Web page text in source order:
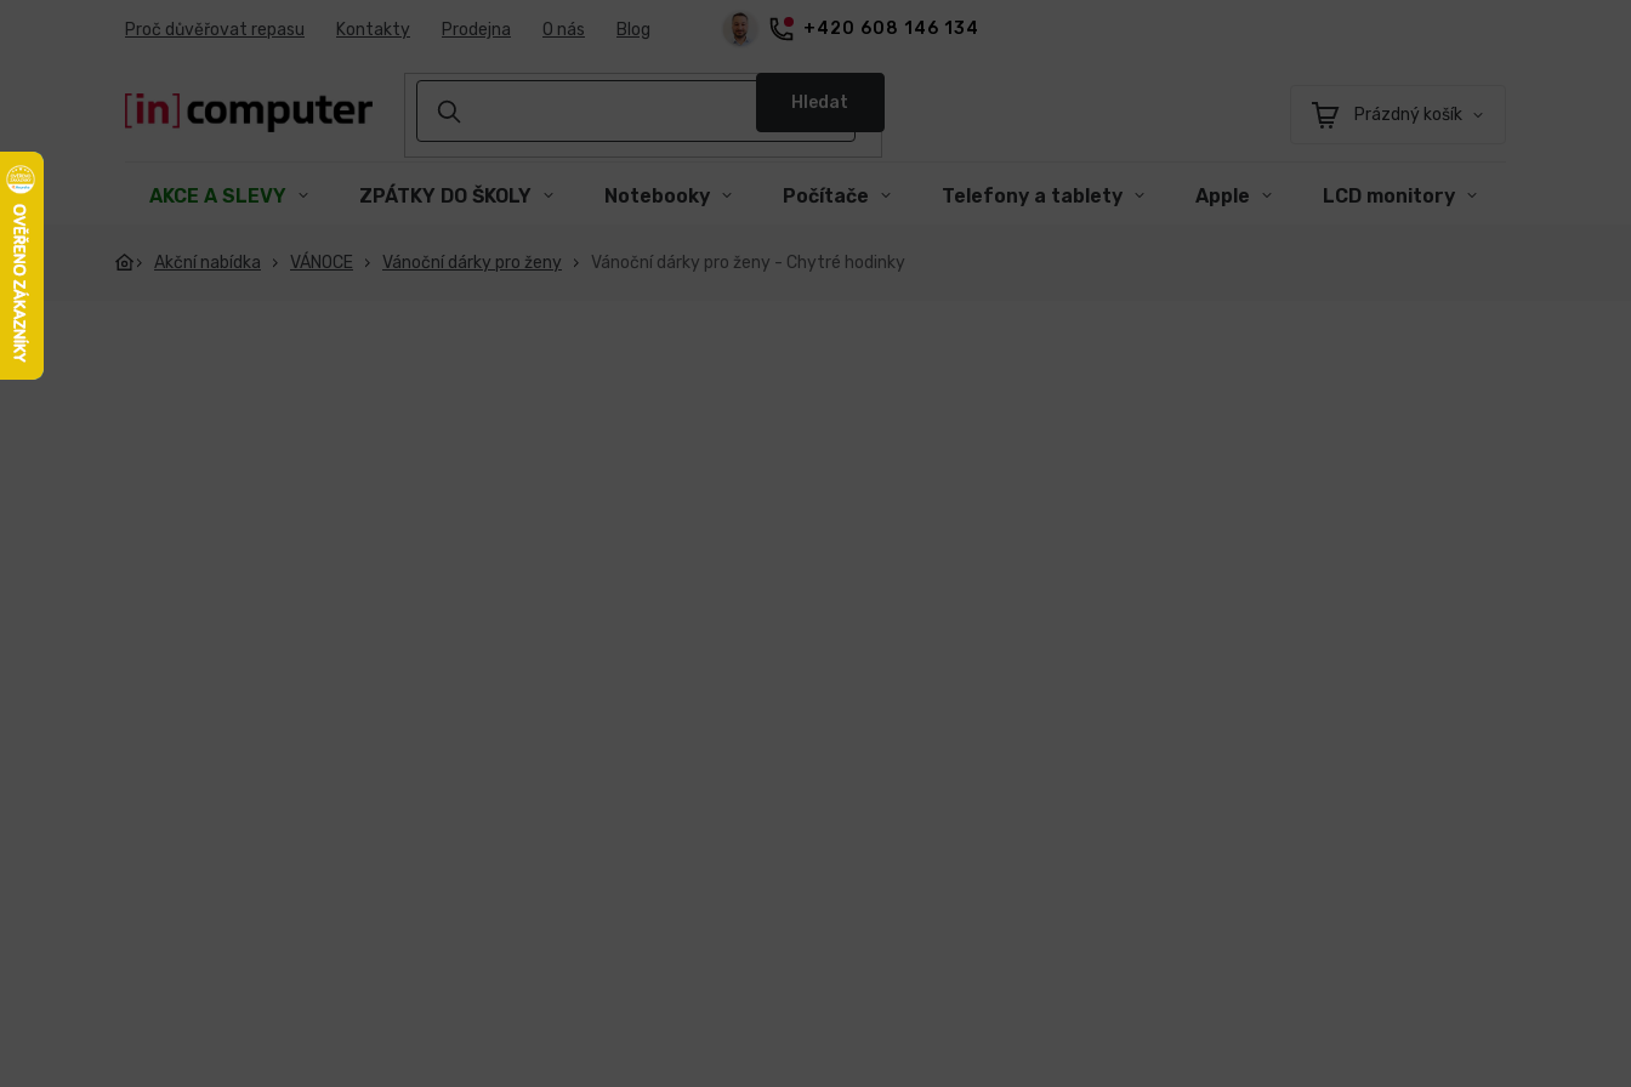
+420 608 146 134
Proč důvěřovat repasu Kontakty Prodejna O nás Blog
Hledat
Nákupní
Prázdný košík
AKCE A SLEVY ZPÁTKY DO ŠKOLY Notebooky Počítače Telefony a tablety Apple LCD monitory
Akční nabídka VÁNOCE Vánoční dárky pro ženy Vánoční dárky pro ženy - Chytré hodinky